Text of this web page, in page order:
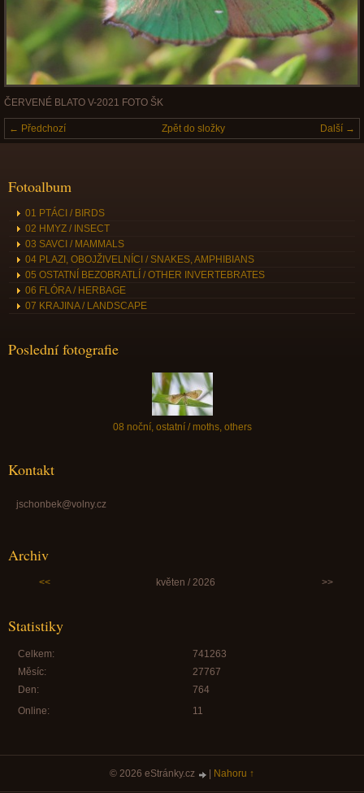
ČERVENÉ BLATO V-2021 FOTO ŠK
← Předchozí Další →
Zpět do složky
Fotoalbum
01 PTÁCI / BIRDS
02 HMYZ / INSECT
03 SAVCI / MAMMALS
04 PLAZI, OBOJŽIVELNÍCI / SNAKES, AMPHIBIANS
05 OSTATNÍ BEZOBRATLÍ / OTHER INVERTEBRATES
06 FLÓRA / HERBAGE
07 KRAJINA / LANDSCAPE
Poslední fotografie
08 noční, ostatní / moths, others
Kontakt
jschonbek@volny.cz
Archiv
<< květen / 2026 >>
Statistiky
Online: 11
Celkem:
741263
Měsíc:
27767
Den:
764
© 2026 eStránky.cz Nahoru ↑